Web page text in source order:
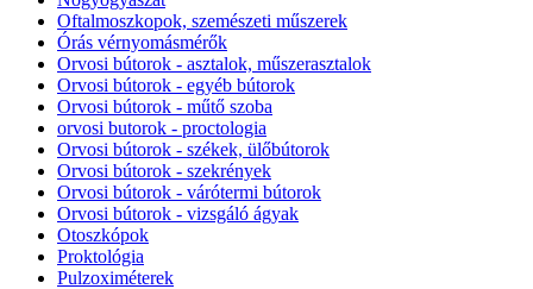
Oftalmoszkopok, szemészeti műszerek
Órás vérnyomásmérők
Orvosi bútorok - asztalok, műszerasztalok
Orvosi bútorok - egyéb bútorok
Orvosi bútorok - műtő szoba
orvosi butorok - proctologia
Orvosi bútorok - székek, ülőbútorok
Orvosi bútorok - szekrények
Orvosi bútorok - várótermi bútorok
Orvosi bútorok - vizsgáló ágyak
Otoszkópok
Proktológia
Pulzoximéterek